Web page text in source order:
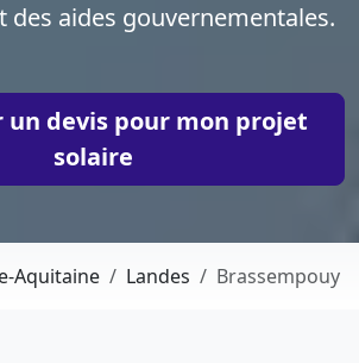
des aides gouvernementales.
un devis pour mon projet
solaire
Aquitaine Landes Brassempouy